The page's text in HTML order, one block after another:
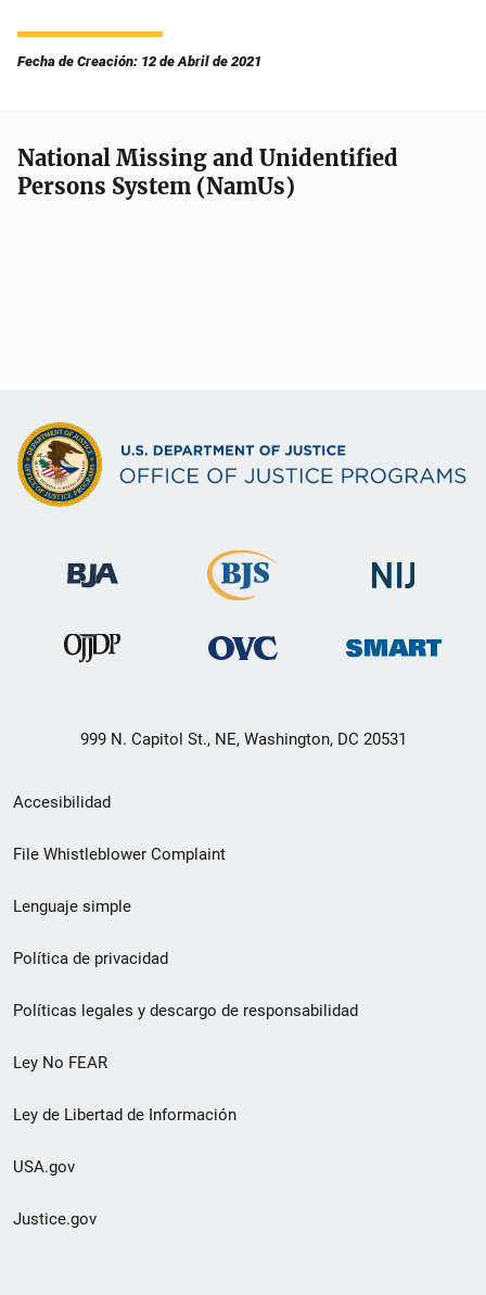
Fecha de Creación: 12 de Abril de 2021
National Missing and Unidentified
Persons System (NamUs)
999 N. Capitol St., NE, Washington, DC 20531
Menú
de
de
pie
de
página
Accesibilidad
File Whistleblower Complaint
Lenguaje simple
Política de privacidad
Políticas legales y descargo de responsabilidad
Ley No FEAR
Ley de Libertad de Información
USA.gov
Justice.gov